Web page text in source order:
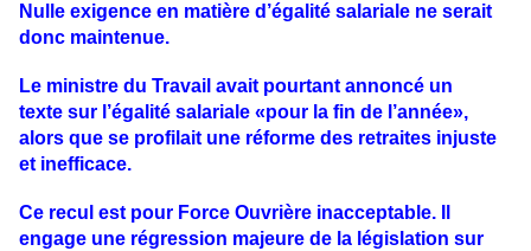
Nulle exigence en matière d’égalité salariale ne serait
donc maintenue.
Le ministre du Travail avait pourtant annoncé un
texte sur l’égalité salariale «pour la fin de l’année»,
alors que se profilait une réforme des retraites injuste
et inefficace.
Ce recul est pour Force Ouvrière inacceptable. Il
engage une régression majeure de la législation sur